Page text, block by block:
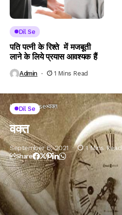
Dil Se
पति पत्नी के रिश्ते में मजबूती
लाने के लिये प्रयास आवश्यक हैं
Admin 1 Mins Read
Home Dil se वक्त
Dil Se
वक्त
September 6, 2021 1 Mins Read
Share